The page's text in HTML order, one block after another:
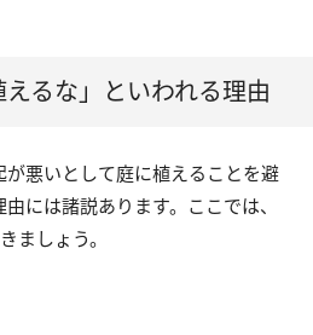
えるな」といわれる理由
悪いとして庭に植えることを避
には諸説あります。ここでは、
ましょう。